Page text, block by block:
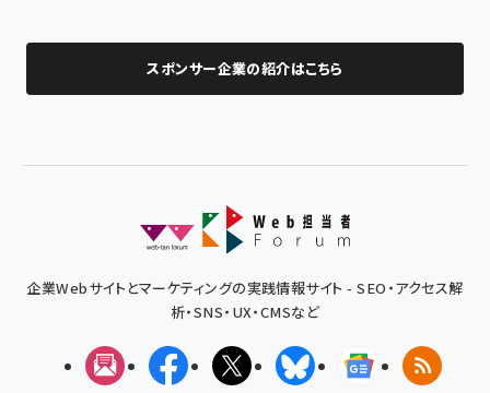
スポンサー企業の紹介はこちら
企業Webサイトとマーケティングの実践情報サイト - SEO・アクセス解
析・SNS・UX・CMSなど
メルマガFacebookX(エックス)BlueskyGoogleニュ
RSS